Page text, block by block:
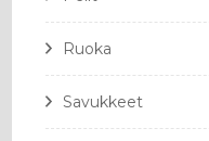
Ruoka
Savukkeet